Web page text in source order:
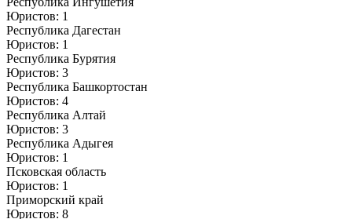
Юристов: 1
Республика Дагестан
Юристов: 1
Республика Бурятия
Юристов: 3
Республика Башкортостан
Юристов: 4
Республика Алтай
Юристов: 3
Республика Адыгея
Юристов: 1
Псковская область
Юристов: 1
Приморский край
Юристов: 8